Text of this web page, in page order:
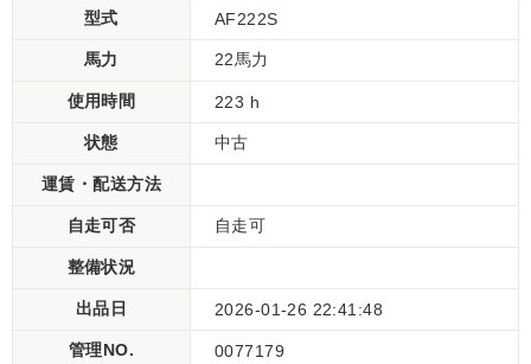
型式 AF222S
馬力 22馬力
使用時間 223 h
状態 中古
運賃・配送方法
自走可否 自走可
整備状況
出品日 2026-01-26 22:41:48
管理NO. 0077179